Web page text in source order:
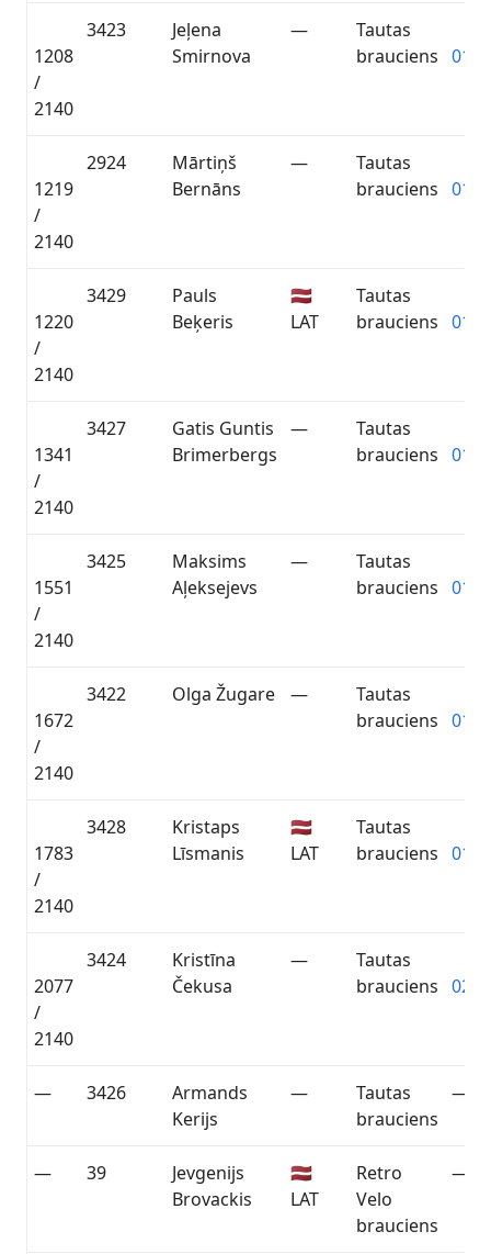
1208
/
2140
3423
Jeļena
Smirnova
—
Tautas
brauciens
1219
/
2140
2924
Mārtiņš
Bernāns
—
Tautas
brauciens
1220
/
2140
3429
Pauls
Beķeris
🇱🇻
LAT
Tautas
brauciens
1341
/
2140
3427
Gatis Guntis
Brimerbergs
—
Tautas
brauciens
1551
/
2140
3425
Maksims
Aļeksejevs
—
Tautas
brauciens
1672
/
2140
3422 Olga Žugare —
Tautas
brauciens
1783
/
2140
3428
Kristaps
Līsmanis
🇱🇻
LAT
Tautas
brauciens
2077
/
2140
3424
Kristīna
Čekusa
—
Tautas
brauciens
— 3426
Armands
Kerijs
—
Tautas
brauciens
—
— 39
Jevgenijs
Brovackis
🇱🇻
LAT
Retro
Velo
brauciens
—